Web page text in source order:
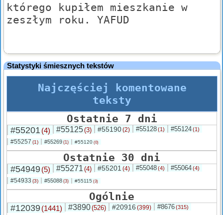
którego kupiłem mieszkanie w
zeszłym roku. YAFUD
Statystyki śmiesznych tekstów
Najczęściej komentowane
teksty
Ostatnie 7 dni
#55201(4) #55125(3) #55190(2) #55128(1) #55124(1)
#55257 (1) #55269 (1) #55120 (0)
Ostatnie 30 dni
#54949(5) #55271 (4) #55201 (4) #55048(4) #55064(4)
#54933 (3) #55088 (3) #55115 (3)
Ogólnie
#12039(1441) #3890(526) #20916 (399) #8676(315)